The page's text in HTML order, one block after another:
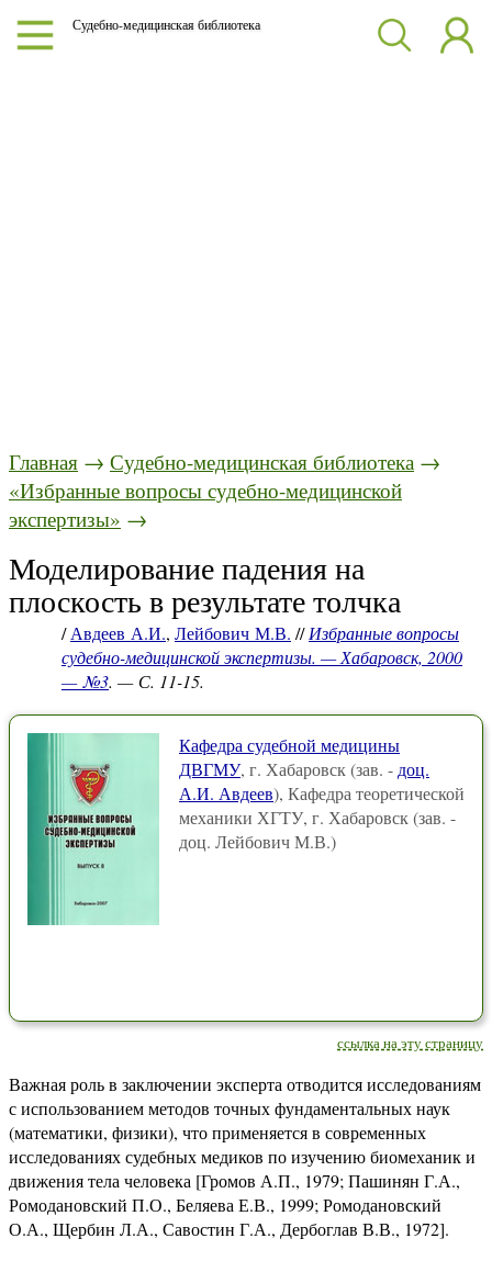
Судебно-медицинская библиотека
Главная → Судебно-медицинская библиотека →
«Избранные вопросы судебно-медицинской
экспертизы» →
Моделирование падения на
плоскость в результате толчка
/Авдеев А.И., Лейбович М.В. //Избранные вопросы
судебно-медицинской экспертизы. — Хабаровск, 2000
— №3. — С. 11-15.
Кафедра судебной медицины
ДВГМУ, г. Хабаровск (зав. - доц.
А.И. Авдеев), Кафедра теоретической
механики ХГТУ, г. Хабаровск (зав. -
доц. Лейбович М.В.)
ссылка на эту страницу
Важная роль в заключении эксперта отводится исследованиям
с использованием методов точных фундаментальных наук
(математики, физики), что применяется в современных
исследованиях судебных медиков по изучению биомеханик и
движения тела человека [Громов А.П., 1979; Пашинян Г.А.,
Ромодановский П.О., Беляева Е.В., 1999; Ромодановский
О.А., Щербин Л.А., Савостин Г.А., Дербоглав В.В., 1972].